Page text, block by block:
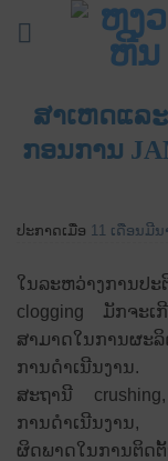
ສາ​ເຫດ​ແລ
ກອນ​ການ
ປະກາດເມື່ອ 11 ເດືອນມີນ
ໃນລະຫວ່າງການປະ
clogging ມັກຈະເ
ສາມາດໃນການຜ
ການດໍາເນີນງານ.
ສະຖານີ
ການດໍາເນີນງານ,
ຜິດພາດໃນການຕິດ